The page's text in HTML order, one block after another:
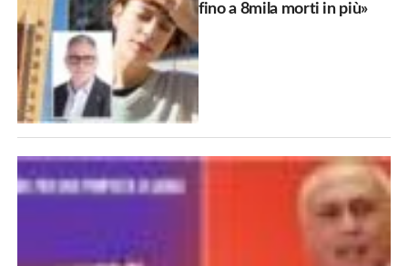
fino a 8mila morti in più»